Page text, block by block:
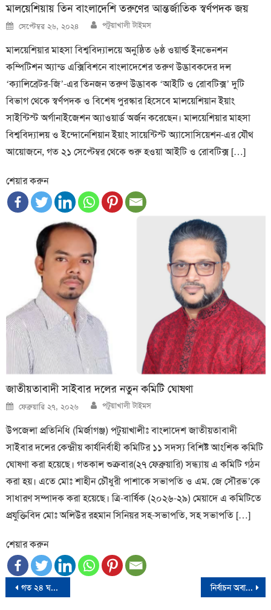
মালয়েশিয়ায় তিন বাংলাদেশি তরুণের আন্তর্জাতিক স্বর্ণপদক জয়
Posted
on
সেপ্টেম্বর ২৬, ২০২৪ Author
পটুয়াখালী টাইমস
মালয়েশিয়ার মাহসা বিশ্ববিদ্যালয়ে অনুষ্ঠিত ৬ষ্ঠ ওয়ার্ল্ড ইনভেনশন
কম্পিটিশন অ্যান্ড এক্সিবিশনে বাংলাদেশের তরুণ উদ্ভাবকদের দল
‘ক্যালিব্রেটর-জি’-এর তিনজন তরুণ উদ্ভাবক ‘আইটি ও রোবটিক্স’ দুটি
বিভাগ থেকে স্বর্ণপদক ও বিশেষ পুরস্কার হিসেবে মালয়েশিয়ান ইয়াং
সাইন্টিস্ট অর্গানাইজেশন অ্যাওয়ার্ড অর্জন করেছেন। মালয়েশিয়ার মাহসা
বিশ্ববিদ্যালয় ও ইন্দোনেশিয়ান ইয়াং সায়েন্টিস্ট অ্যাসোসিয়েশন-এর যৌথ
আয়োজনে, গত ২১ সেপ্টেম্বর থেকে শুরু হওয়া আইটি ও রোবটিক্স […]
শেয়ার করুন
জাতীয়তাবাদী সাইবার দলের নতুন কমিটি ঘোষণা
Posted
on
ফেব্রুয়ারি ২৭, ২০২৬ Author
পটুয়াখালী টাইমস
উপজেলা প্রতিনিধি (মির্জাগঞ্জ) পটুয়াখালীঃ বাংলাদেশ জাতীয়তাবাদী
সাইবার দলের কেন্দ্রীয় কার্যনির্বাহী কমিটির ১১ সদস্য বিশিষ্ট আংশিক কমিটি
ঘোষণা করা হয়েছে। গতকাল শুক্রবার(২৭ ফেব্রুয়ারি) সন্ধ্যায় এ কমিটি গঠন
করা হয়। এতে মোঃ শাহীন চৌধুরী পাশাকে সভাপতি ও এম. জে সৌরভ’কে
সাধারণ সম্পাদক করা হয়েছে। ত্রি-বার্ষিক (২০২৬-২৯) মেয়াদে এ কমিটিতে
প্রযুক্তিবিদ মোঃ অলিউর রহমান সিনিয়র সহ-সভাপতি, সহ সভাপতি […]
শেয়ার করুন
Post
গত ২৪ ঘণ্টায় করোনায় ১ জনের মৃত্যু, আক্রান্ত ৫৭ নির্বাচন অবাধ ও সুষ্ঠু হয়নি- ম্যাথিউ মিলার